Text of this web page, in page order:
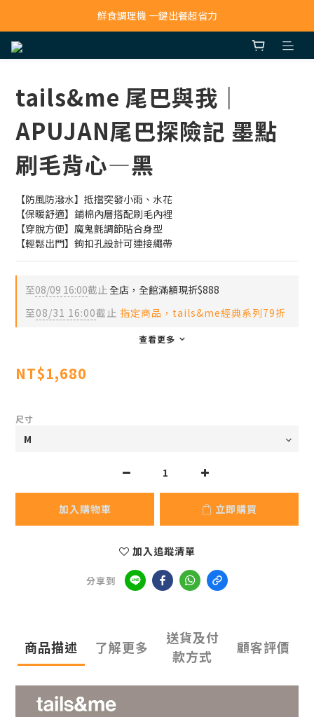
寵物吸毛機 吸毛清淨抗敏一次搞定
鮮食調理機 一鍵出餐超省力
tails&me 尾巴與我｜
APUJAN尾巴探險記 墨點
刷毛背心—黑
【防風防潑水】抵擋突發小雨、水花
【保暖舒適】鋪棉內層搭配刷毛內裡
【穿脫方便】魔鬼氈調節貼合身型
【輕鬆出門】鉤扣孔設計可連接繩帶
至08/09 16:00截止全店，全館滿額現折$888
至08/31 16:00截止 指定商品，tails&me經典系列79折
查看更多
NT$1,680
尺寸
加入購物車 立即購買
加入追蹤清單
分享到
商品描述 了解更多
送貨及付
款方式
顧客評價